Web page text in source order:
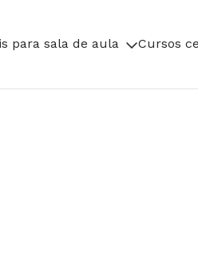
para sala de aula Cursos